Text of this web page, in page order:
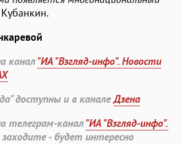
Кубанкин.
канал"ИА "Взгляд-инфо". Новости
доступны и в каналеДзена
телеграм-канал"ИА "Взгляд-инфо".
- будет интересно